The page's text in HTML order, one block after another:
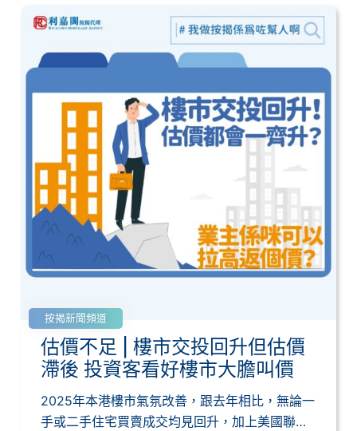
按揭新聞頻道
估價不足 | 樓市交投回升但估價
滯後 投資客看好樓市大膽叫價
2025年本港樓市氣氛改善，跟去年相比，無論一
手或二手住宅買賣成交均見回升，加上美國聯儲